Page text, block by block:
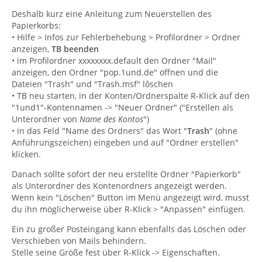
Deshalb kurz eine Anleitung zum Neuerstellen des
Papierkorbs:
• Hilfe > Infos zur Fehlerbehebung > Profilordner > Ordner
anzeigen, TB beenden
• im Profilordner xxxxxxxx.default den Ordner "Mail"
anzeigen, den Ordner "pop.1und.de" öffnen und die
Dateien "Trash" und "Trash.msf" lôschen
• TB neu starten, in der Konten/Ordnerspalte R-Klick auf den
"1und1"-Kontennamen -> "Neuer Ordner" ("Erstellen als
Unterordner von Name des Kontos")
• in das Feld "Name des Ordners" das Wort "Trash" (ohne
Anführungszeichen) eingeben und auf "Ordner erstellen"
klicken.
Danach sollte sofort der neu erstellte Ordner "Papierkorb"
als Unterordner des Kontenordners angezeigt werden.
Wenn kein "Löschen" Button im Menü angezeigt wird, musst
du ihn möglicherweise über R-Klick > "Anpassen" einfügen.
Ein zu großer Posteingang kann ebenfalls das Löschen oder
Verschieben von Mails behindern.
Stelle seine Größe fest über R-Klick -> Eigenschaften.